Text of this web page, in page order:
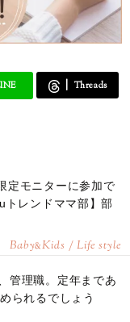
Threads
定モニターに参加で
トレンドママ部】部
Baby&Kids / Life style
管理職。定年まであ
られるでしょう